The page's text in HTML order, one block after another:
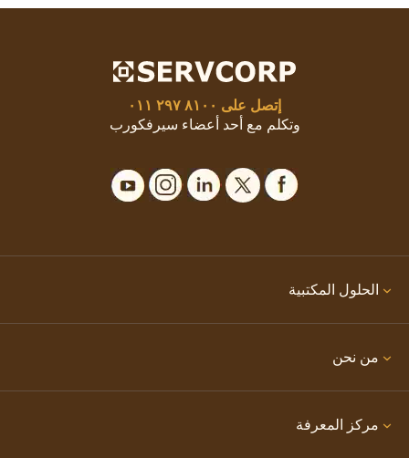
إتصل على ٨١٠٠ ٢٩٧ ٠١١
وتكلم مع أحد أعضاء سيرفكورب
الحلول المكتبية
من نحن
مركز المعرفة